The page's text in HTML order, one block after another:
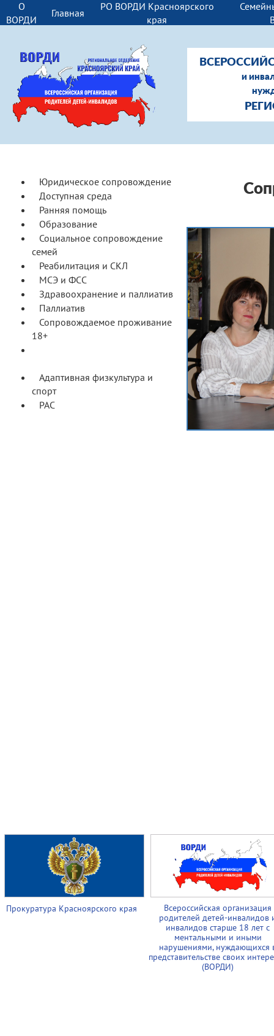
О
ВОРДИ
Главная
РО ВОРДИ Красноярского
края
и
Юридическое сопровождение
Доступная среда
Ранняя помощь
Образование
Социальное сопровождение
семей
Реабилитация и СКЛ
МСЭ и ФСС
Здравоохранение и паллиатив
Паллиатив
Сопровождаемое проживание
18+
Адаптивная физкультура и
спорт
РАС
Всероссийская организация
родителей детей-инвалидов
инвалидов старше 18 лет с
ментальными и иными
нарушениями, нуждающихся
представительстве своих
(ВОРДИ)
Прокуратура Красноярского края